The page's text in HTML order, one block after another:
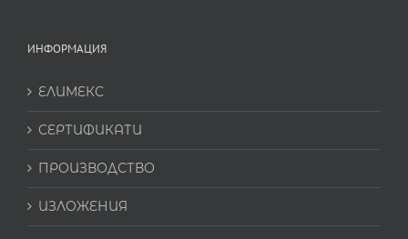
ИНФОРМАЦИЯ
ЕЛИМЕКС
СЕРТИФИКАТИ
ПРОИЗВОДСТВО
ИЗЛОЖЕНИЯ